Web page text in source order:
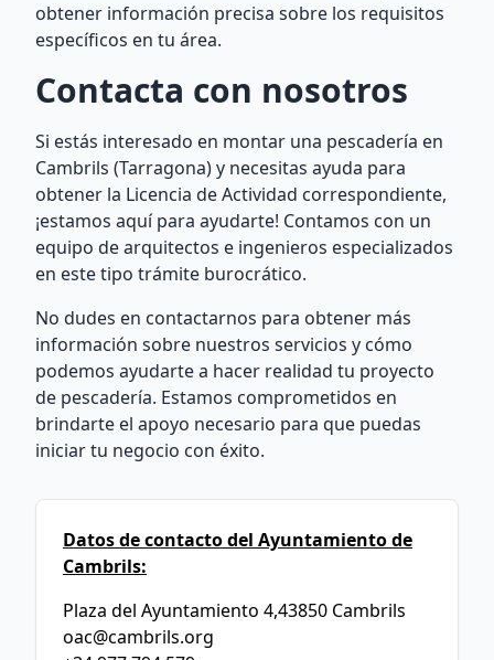
obtener información precisa sobre los requisitos
específicos en tu área.
Contacta con nosotros
Si estás interesado en montar una pescadería en
Cambrils (Tarragona) y necesitas ayuda para
obtener la Licencia de Actividad correspondiente,
¡estamos aquí para ayudarte! Contamos con un
equipo de arquitectos e ingenieros especializados
en este tipo trámite burocrático.
No dudes en contactarnos para obtener más
información sobre nuestros servicios y cómo
podemos ayudarte a hacer realidad tu proyecto
de pescadería. Estamos comprometidos en
brindarte el apoyo necesario para que puedas
iniciar tu negocio con éxito.
Datos de contacto del Ayuntamiento de
Cambrils:
Plaza del Ayuntamiento 4,43850 Cambrils
oac@cambrils.org